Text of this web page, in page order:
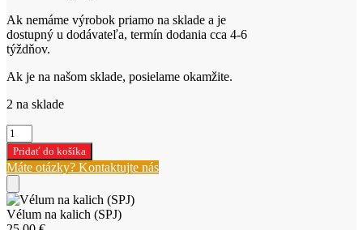
Ak nemáme výrobok priamo na sklade a je
dostupný u dodávateľa, termín dodania cca 4-6
týždňov.
Ak je na našom sklade, posielame okamžite.
2 na sklade
množstvo
Vélum
na
kalich
(SPJ)
Pridať do košíka
Máte otázky? Kontaktujte nás
Vélum na kalich (SPJ)